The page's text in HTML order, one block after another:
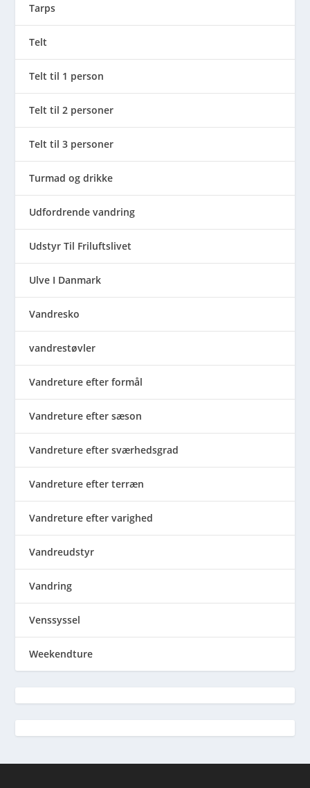
Tarps
Telt
Telt til 1 person
Telt til 2 personer
Telt til 3 personer
Turmad og drikke
Udfordrende vandring
Udstyr Til Friluftslivet
Ulve I Danmark
Vandresko
vandrestøvler
Vandreture efter formål
Vandreture efter sæson
Vandreture efter sværhedsgrad
Vandreture efter terræn
Vandreture efter varighed
Vandreudstyr
Vandring
Venssyssel
Weekendture